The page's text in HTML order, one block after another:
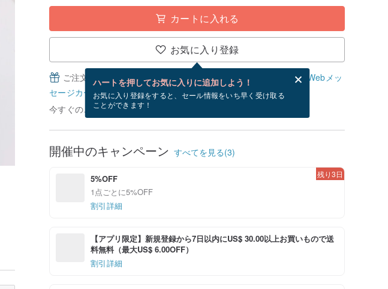
カートに入れる
お気に入り登録
ハートを押してお気に入りに追加しよう！
お気に入り登録をすると、セール情報をいち早く受け取る
ことができます！
ご注文完了後、無料でWebメッセージカードを作成できます。
Webメッ
セージカードとは？
今すぐのご注文で8/20~8/30にお届け予定です。
開催中のキャンペーン すべてを見る(3)
5%OFF
1点ごとに5%OFF
割引詳細
残り3日
【アプリ限定】新規登録から7日以内にUS$ 30.00以上お買いもので送
料無料（最大US$ 6.00OFF）
割引詳細